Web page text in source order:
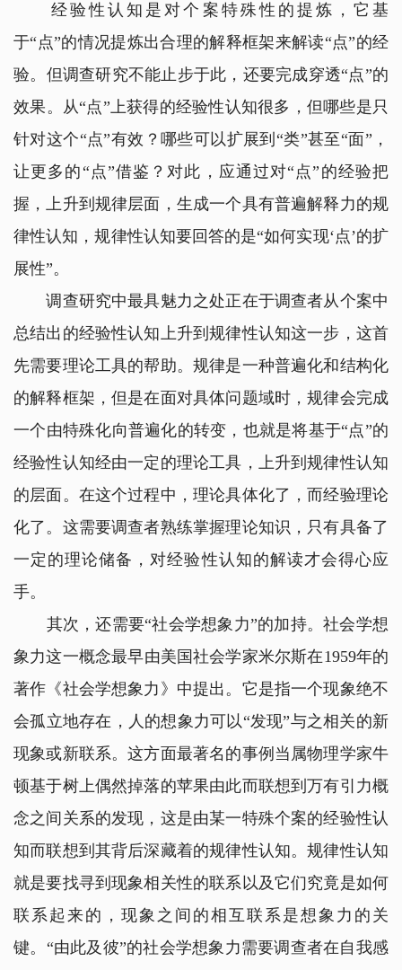
经验性认知是对个案特殊性的提炼，它基
于“点”的情况提炼出合理的解释框架来解读“点”的经
验。但调查研究不能止步于此，还要完成穿透“点”的
效果。从“点”上获得的经验性认知很多，但哪些是只
针对这个“点”有效？哪些可以扩展到“类”甚至“面”，
让更多的“点”借鉴？对此，应通过对“点”的经验把
握，上升到规律层面，生成一个具有普遍解释力的规
律性认知，规律性认知要回答的是“如何实现‘点’的扩
展性”。
调查研究中最具魅力之处正在于调查者从个案中
总结出的经验性认知上升到规律性认知这一步，这首
先需要理论工具的帮助。规律是一种普遍化和结构化
的解释框架，但是在面对具体问题域时，规律会完成
一个由特殊化向普遍化的转变，也就是将基于“点”的
经验性认知经由一定的理论工具，上升到规律性认知
的层面。在这个过程中，理论具体化了，而经验理论
化了。这需要调查者熟练掌握理论知识，只有具备了
一定的理论储备，对经验性认知的解读才会得心应
手。
其次，还需要“社会学想象力”的加持。社会学想
象力这一概念最早由美国社会学家米尔斯在1959年的
著作《社会学想象力》中提出。它是指一个现象绝不
会孤立地存在，人的想象力可以“发现”与之相关的新
现象或新联系。这方面最著名的事例当属物理学家牛
顿基于树上偶然掉落的苹果由此而联想到万有引力概
念之间关系的发现，这是由某一特殊个案的经验性认
知而联想到其背后深藏着的规律性认知。规律性认知
就是要找寻到现象相关性的联系以及它们究竟是如何
联系起来的，现象之间的相互联系是想象力的关
键。“由此及彼”的社会学想象力需要调查者在自我感